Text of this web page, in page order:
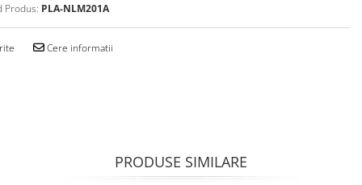
Produs: PLA-NLM201A
Cere informatii
PRODUSE SIMILARE